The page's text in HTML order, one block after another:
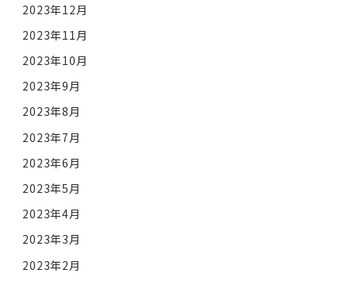
2023年12月
2023年11月
2023年10月
2023年9月
2023年8月
2023年7月
2023年6月
2023年5月
2023年4月
2023年3月
2023年2月